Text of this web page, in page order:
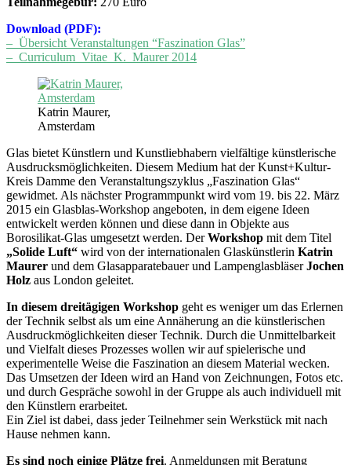
Download (PDF):
– Übersicht Veranstaltungen “Faszination Glas”
– Curriculum_Vitae_K._Maurer 2014
Katrin Maurer,
Amsterdam
Glas bietet Künstlern und Kunstliebhabern vielfältige künstlerische
Ausdrucksmöglichkeiten. Diesem Medium hat der Kunst+Kultur-
Kreis Damme den Veranstaltungszyklus „Faszination Glas“
gewidmet. Als nächster Programmpunkt wird vom 19. bis 22. März
2015 ein Glasblas-Workshop angeboten, in dem eigene Ideen
entwickelt werden können und diese dann in Objekte aus
Borosilikat-Glas umgesetzt werden. DerWorkshop mit dem Titel
„Solide Luft“ wird von der internationalen Glaskünstlerin Katrin
Maurer und dem Glasapparatebauer und LampenglasbläserJochen
Holz aus London geleitet.
In diesem dreitägigen Workshop geht es weniger um das Erlernen
der Technik selbst als um eine Annäherung an die künstlerischen
Ausdruckmöglichkeiten dieser Technik. Durch die Unmittelbarkeit
und Vielfalt dieses Prozesses wollen wir auf spielerische und
experimentelle Weise die Faszination an diesem Material wecken.
Das Umsetzen der Ideen wird an Hand von Zeichnungen, Fotos etc.
und durch Gespräche sowohl in der Gruppe als auch individuell mit
den Künstlern erarbeitet.
Ein Ziel ist dabei, dass jeder Teilnehmer sein Werkstück mit nach
Hause nehmen kann.
Es sind noch einige Plätze frei. Anmeldungen mit Beratung